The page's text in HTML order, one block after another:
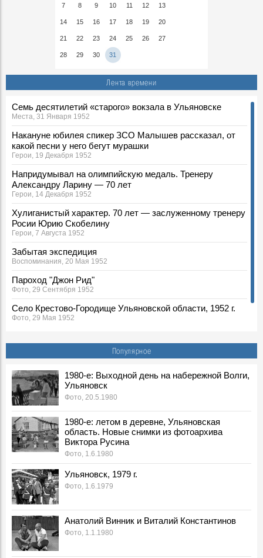
7 8 9 10 11 12 13
14 15 16 17 18 19 20
21 22 23 24 25 26 27
28 29 30 31
Лента времени
Семь десятилетий «старого» вокзала в Ульяновске
Места, 31 Января 1952
Накануне юбилея спикер ЗСО Малышев рассказал, от
какой песни у него бегут мурашки
Герои, 19 Декабря 1952
Напридумывал на олимпийскую медаль. Тренеру
Александру Ларину — 70 лет
Герои, 14 Декабря 1952
Хулиганистый характер. 70 лет — заслуженному тренеру
Росии Юрию Скобелину
Герои, 7 Августа 1952
Забытая экспедиция
Воспоминания, 20 Мая 1952
Пароход "Джон Рид"
Фото, 29 Сентября 1952
Село Крестово-Городище Ульяновской области, 1952 г.
Фото, 29 Мая 1952
Популярное
1980-е: Выходной день на набережной Волги,
Ульяновск
Фото, 20.5.1980
1980-е: летом в деревне, Ульяновская
область. Новые снимки из фотоархива
Виктора Русина
Фото, 1.6.1980
Ульяновск, 1979 г.
Фото, 1.6.1979
Анатолий Винник и Виталий Константинов
Фото, 1.1.1980